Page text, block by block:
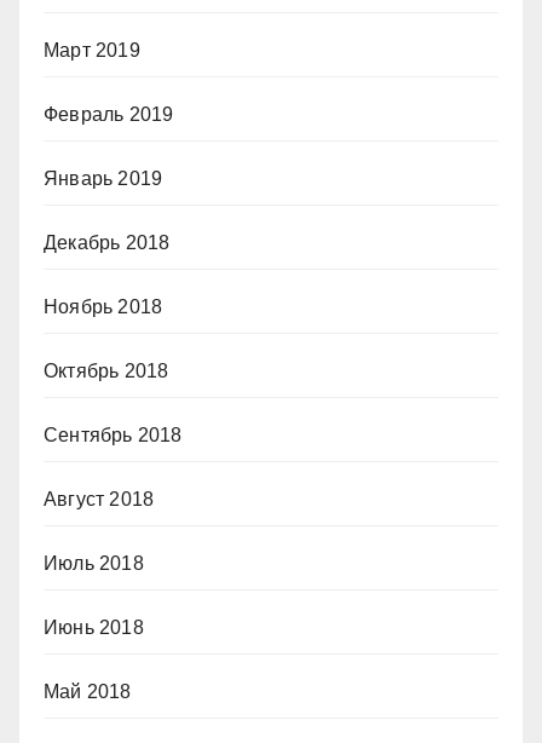
Март 2019
Февраль 2019
Январь 2019
Декабрь 2018
Ноябрь 2018
Октябрь 2018
Сентябрь 2018
Август 2018
Июль 2018
Июнь 2018
Май 2018